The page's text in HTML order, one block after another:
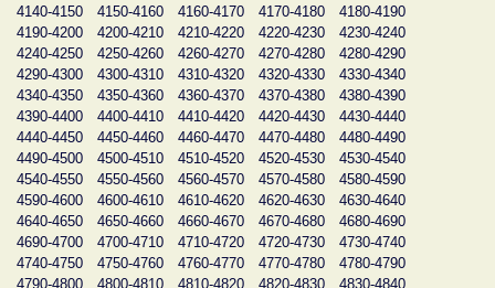
4140-4150
4150-4160 4160-4170 4170-4180
4180-4190
4190-4200
4200-4210 4210-4220 4220-4230
4230-4240
4240-4250
4250-4260 4260-4270 4270-4280
4280-4290
4290-4300
4300-4310 4310-4320 4320-4330
4330-4340
4340-4350
4350-4360 4360-4370 4370-4380
4380-4390
4390-4400
4400-4410 4410-4420 4420-4430
4430-4440
4440-4450
4450-4460 4460-4470 4470-4480
4480-4490
4490-4500
4500-4510 4510-4520 4520-4530
4530-4540
4540-4550
4550-4560 4560-4570 4570-4580
4580-4590
4590-4600
4600-4610 4610-4620 4620-4630
4630-4640
4640-4650
4650-4660 4660-4670 4670-4680
4680-4690
4690-4700
4700-4710 4710-4720 4720-4730
4730-4740
4740-4750
4750-4760 4760-4770 4770-4780
4780-4790
4790-4800
4800-4810 4810-4820 4820-4830
4830-4840